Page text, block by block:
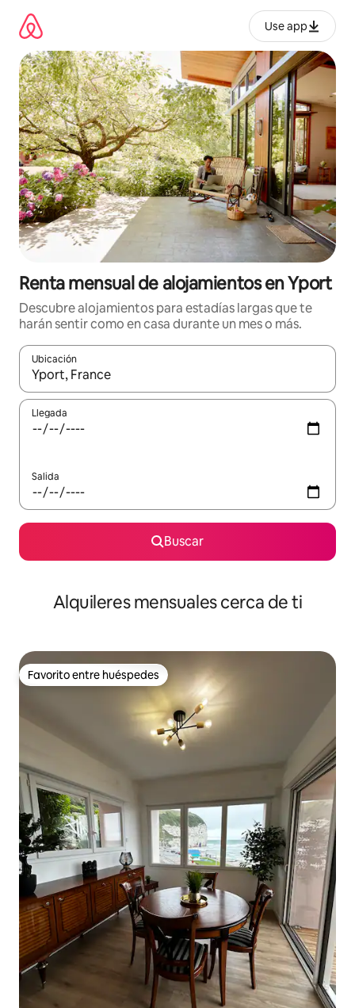
contenido
Use app
Renta mensual de alojamientos en Yport
Descubre alojamientos para estadías largas que te
harán sentir como en casa durante un mes o más.
Ubicación
Cuando los resultados estén disponibles, navega con las
Llegada
Salida
Buscar
Alquileres mensuales cerca de ti
Favorito entre huéspedes
Favorito entre huéspedes